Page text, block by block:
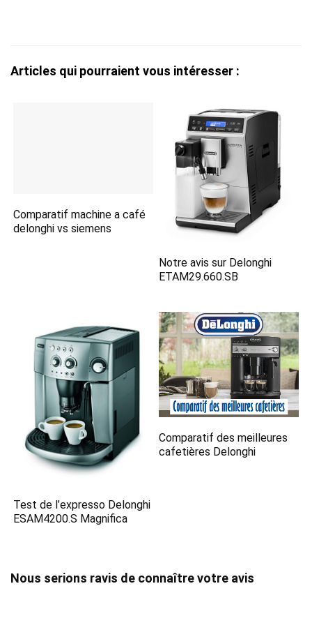
Articles qui pourraient vous intéresser :
Comparatif machine a café
delonghi vs siemens
Notre avis sur Delonghi
ETAM29.660.SB
Test de l’expresso Delonghi
ESAM4200.S Magnifica
Comparatif des meilleures
cafetières Delonghi
Nous serions ravis de connaître votre avis